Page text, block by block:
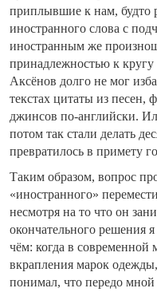
приплывшие к нам, будто
иностранного слова с
иностранным же
принадлежностью к
Аксёнов долго не мог
текстах цитаты из
джинсов по-английски.
потом так стали делать
превратилось в примету
Таким образом, вопрос
«иностранного»
несмотря на то что он
окончательного решения
чём: когда в современной
вкрапления марок
понимал, что передо мной